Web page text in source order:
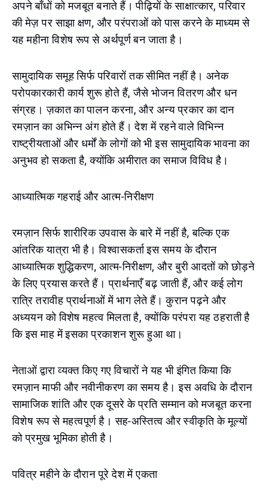
अपने बाँधों को मजबूत बनाते हैं। पीढ़ियों के साक्षात्कार, परिवार
की मेज़ पर साझा क्षण, और परंपराओं को पास करने के माध्यम से
यह महीना विशेष रूप से अर्थपूर्ण बन जाता है।
सामुदायिक समूह सिर्फ परिवारों तक सीमित नहीं है। अनेक
परोपकारकारी कार्य शुरू होते हैं, जैसे भोजन वितरण और धन
संग्रह। ज़कात का पालन करना, और अन्य प्रकार का दान
रमज़ान का अभिन्न अंग होते हैं। देश में रहने वाले विभिन्न
राष्ट्रीयताओं और धर्मों के लोगों को भी इस सामुदायिक भावना का
अनुभव हो सकता है, क्योंकि अमीरात का समाज विविध है।
आध्यात्मिक गहराई और आत्म-निरीक्षण
रमज़ान सिर्फ शारीरिक उपवास के बारे में नहीं है, बल्कि एक
आंतरिक यात्रा भी है। विश्वासकर्ता इस समय के दौरान
आध्यात्मिक शुद्धिकरण, आत्म-निरीक्षण, और बुरी आदतों को छोड़ने
के लिए प्रयास करते हैं। प्रार्थनाएँ बढ़ जाती हैं, और कई लोग
रात्रि तरावीह प्रार्थनाओं में भाग लेते हैं। कुरान पढ़ने और
अध्ययन को विशेष महत्व मिलता है, क्योंकि परंपरा यह ठहराती है
कि इस माह में इसका प्रकाशन शुरू हुआ था।
नेताओं द्वारा व्यक्त किए गए विचारों ने यह भी इंगित किया कि
रमज़ान माफी और नवीनीकरण का समय है। इस अवधि के दौरान
सामाजिक शांति और एक दूसरे के प्रति सम्मान को मजबूत करना
विशेष रूप से महत्वपूर्ण है। सह-अस्तित्व और स्वीकृति के मूल्यों
को प्रमुख भूमिका होती है।
पवित्र महीने के दौरान पूरे देश में एकता